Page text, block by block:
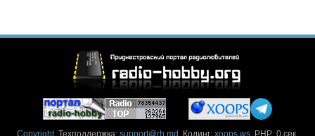
Copyright. Техподдержка: support@rh.md . Кодинг: xoops.ws. PHP: 0 сек.